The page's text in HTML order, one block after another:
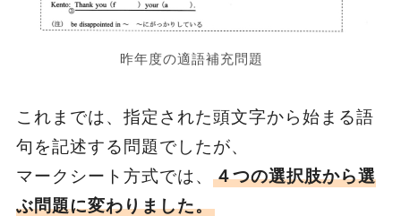
昨年度の適語補充問題
これまでは、指定された頭文字から始まる語
句を記述する問題でしたが、
マークシート方式では、 ４つの選択肢から選
ぶ問題に変わりました。